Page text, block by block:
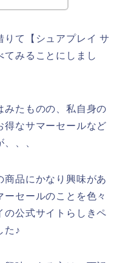
りて【シュアプレイ サ
てみることにしまし
みたものの、私自身の
得なサマーセールなど
、、
商品にかなり興味があ
ーセールのことを色々
の公式サイトらしきペ
た♪